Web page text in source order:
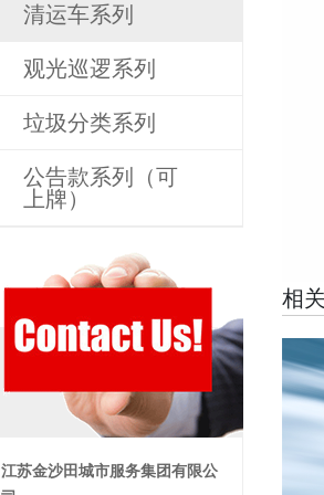
清运车系列
观光巡逻系列
垃圾分类系列
公告款系列（可
上牌）
江苏金沙田城市服务集团有限公
相